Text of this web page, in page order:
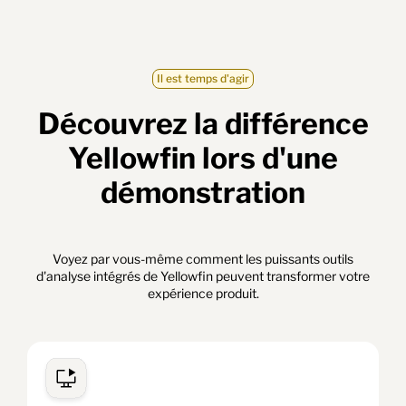
Il est temps d'agir
Découvrez la différence
Yellowfin lors d'une
démonstration
Voyez par vous-même comment les puissants outils
d'analyse intégrés de Yellowfin peuvent transformer votre
expérience produit.